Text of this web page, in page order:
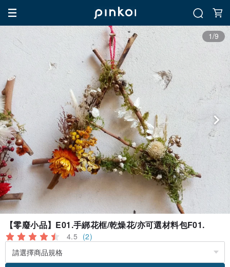
1/9
【零廢小品】E01.手綁花框/乾燥花/亦可選材料包F01.
4.5 (2)